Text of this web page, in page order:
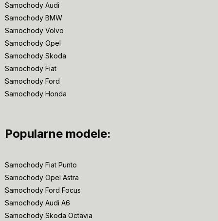
Samochody Audi
Samochody BMW
Samochody Volvo
Samochody Opel
Samochody Skoda
Samochody Fiat
Samochody Ford
Samochody Honda
Popularne modele:
Samochody Fiat Punto
Samochody Opel Astra
Samochody Ford Focus
Samochody Audi A6
Samochody Skoda Octavia